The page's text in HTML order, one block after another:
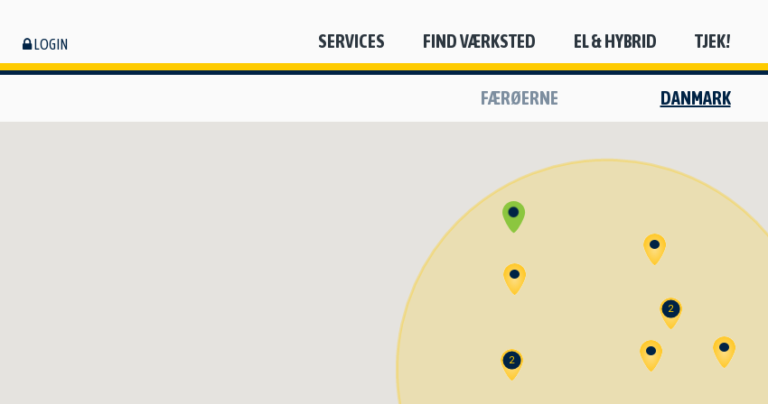
SERVICES FIND VÆRKSTED EL & HYBRID TJEK!
LOGIN
FÆRØERNE DANMARK
2
2